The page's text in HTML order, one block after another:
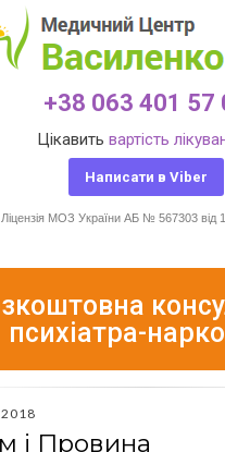
+38 063 401 57
Цікавить вартість
Написати в Viber
Ліцензія МОЗ України АБ № 567303 від
психіатра-
і Провина